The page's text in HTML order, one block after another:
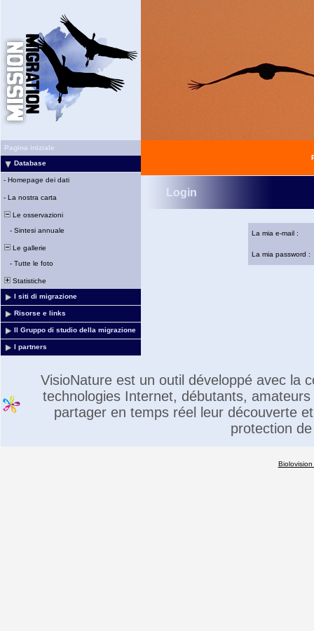
Pagina iniziale
Database
- Homepage dei dati
- La nostra carta
Le osservazioni
- Sintesi annuale
Le gallerie
- Tutte le foto
Statistiche
I siti di migrazione
Risorse e links
Il Gruppo di studio della migrazione
I partners
Login
La mia e-mail :
La mia password :
VisioNature est un outil développé avec la
technologies Internet, débutants,
partager en temps réel leur découverte
protection
Biolovision